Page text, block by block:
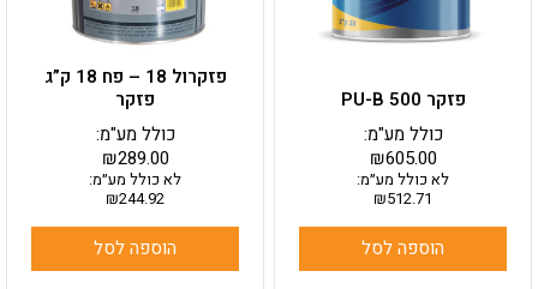
פזקר PU-B 500
₪605.00
כולל מע"מ:
לא כולל מע״מ:
₪512.71
הוספה לסל
פזקרול 18 – פח 18 ק”ג
פזקר
₪289.00
כולל מע"מ:
לא כולל מע״מ:
₪244.92
הוספה לסל